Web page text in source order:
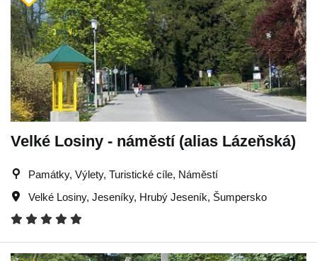
Velké Losiny - náměstí (alias Lázeňská)
Památky, Výlety, Turistické cíle, Náměstí
Velké Losiny, Jeseníky, Hrubý Jeseník, Šumpersko